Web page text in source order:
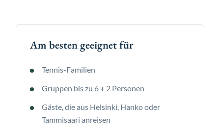
Am besten geeignet für
Tennis-Familien
Gruppen bis zu 6 + 2 Personen
Gäste, die aus Helsinki, Hanko oder
Tammisaari anreisen